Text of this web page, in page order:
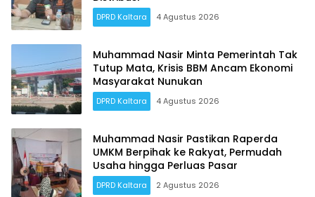
DPRD Kaltara 4 Agustus 2026
Muhammad Nasir Minta Pemerintah Tak
Tutup Mata, Krisis BBM Ancam Ekonomi
Masyarakat Nunukan
DPRD Kaltara 4 Agustus 2026
Muhammad Nasir Pastikan Raperda
UMKM Berpihak ke Rakyat, Permudah
Usaha hingga Perluas Pasar
DPRD Kaltara 2 Agustus 2026